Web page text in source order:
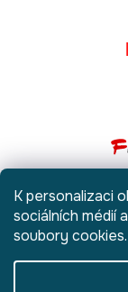
K personalizaci
sociálních médií
soubory